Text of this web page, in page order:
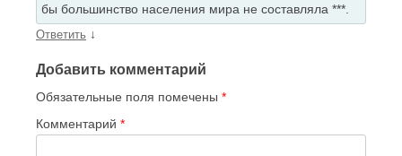
бы большинство населения мира не составляла ***.
Ответить ↓
Добавить комментарий
Обязательные поля помечены *
Комментарий *